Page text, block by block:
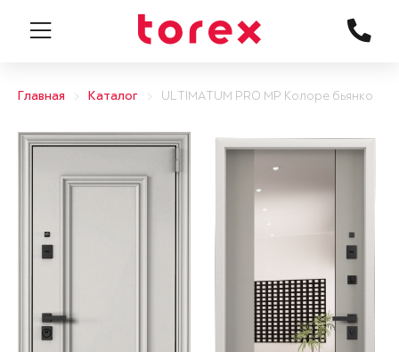
Главная Каталог ULTIMATUM PRO MP Колоре бьянко